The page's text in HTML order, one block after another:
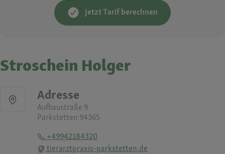
Jetzt Tarif berechnen
Stroschein Holger
Adresse
Aufbaustraße 9
Parkstetten 94365
+49942184320
tierarztpraxis-parkstetten.de